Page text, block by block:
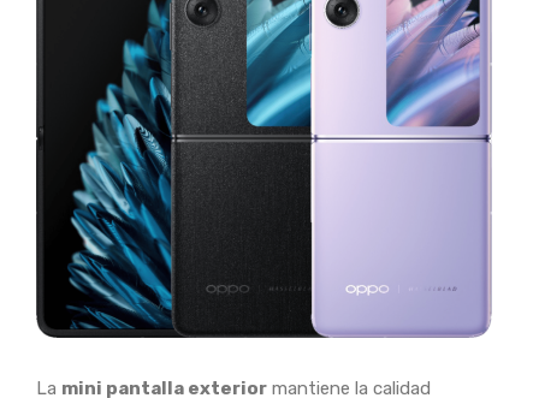
La mini pantalla exterior mantiene la calidad